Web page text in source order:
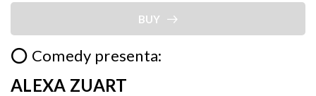
BUY
⭕ Comedy presenta:
ALEXA ZUART